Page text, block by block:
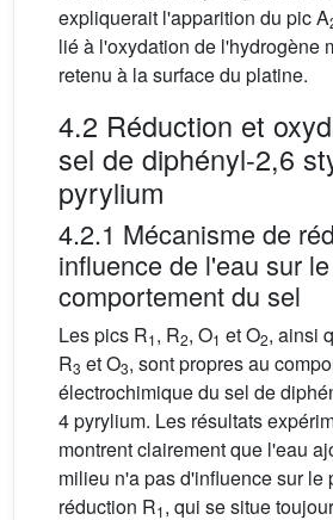
expliquerait l'apparition du pic A
lié à l'oxydation de l'hydrogène
retenu à la surface du platine.
4.2 Réduction et
sel de diphényl-2,6
pyrylium
4.2.1 Mécanisme de
influence de l'eau sur le
comportement du sel
Les pics R1, R2, O1 et O2, ainsi
R3 et O3, sont propres au
électrochimique du sel de
4 pyrylium. Les résultats
montrent clairement que l'eau
milieu n'a pas d'influence sur le
réduction R1, qui se situe